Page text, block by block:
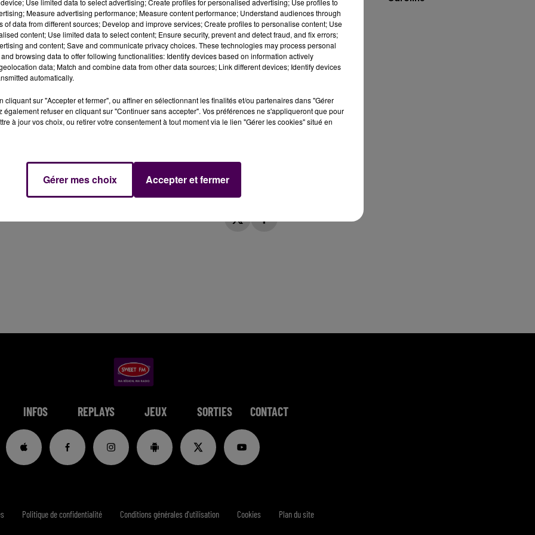
à Nogent-le-Rotrou, la Croix-Rouge reprend sa
de familles défavorisées.
malheureusement toujours là : l’antenne percheronne
le marché de Noël de Nogent-le-Rotrou, qui se tient
place Saint-Pol, afin de collecter des jouets destinés aux
ont souhaité sensibiliser le public aux gestes de
utile : des cartes cadeaux pour offrir une formation aux
janvier au 31 décembre 2018".
INFOS REPLAYS JEUX SORTIES CONTACT
Politique de confidentialité Conditions générales d'utilisation Cookies Plan du site
Use limited data to select advertising; Create profiles for personalised advertising; Use profiles to
Measure advertising performance; Measure content performance; Understand audiences through
of data from different sources; Develop and improve services; Create profiles to personalise content; Use
content; Use limited data to select content; Ensure security, prevent and detect fraud, and fix errors;
and content; Save and communicate privacy choices. These technologies may process personal
browsing data to offer following functionalities: Identify devices based on information actively
data; Match and combine data from other data sources; Link different devices; Identify devices
automatically.
cliquant sur "Accepter et fermer", ou affiner en sélectionnant les finalités et/ou partenaires dans "Gérer
également refuser en cliquant sur "Continuer sans accepter". Vos préférences ne s'appliqueront que pour
à jour vos choix, ou retirer votre consentement à tout moment via le lien "Gérer les cookies" situé en
Gérer mes choix Accepter et fermer